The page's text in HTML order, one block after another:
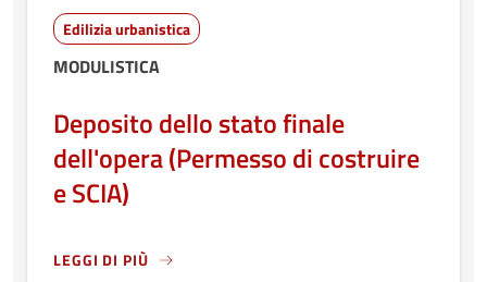
Edilizia urbanistica
MODULISTICA
Deposito dello stato finale
dell'opera (Permesso di costruire
e SCIA)
LEGGI DI PIÙ
LEGGI ANCORA RIGUARDO A: DEPOSITO DELLO STATO